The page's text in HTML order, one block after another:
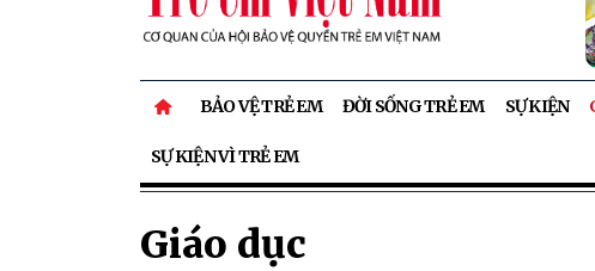
BẢO VỆ TRẺ EM ĐỜI SỐNG TRẺ EM SỰ KIỆN
SỰ KIỆN VÌ TRẺ EM
Giáo dục